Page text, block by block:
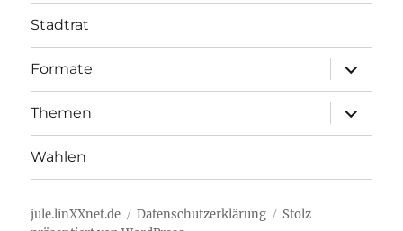
Stadtrat
Formate
öffnen
Themen
öffnen
Wahlen
jule.linXXnet.de Datenschutzerklärung
Stolz